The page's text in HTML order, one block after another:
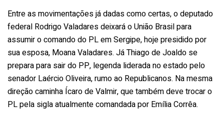
Entre as movimentações já dadas como certas, o deputado
federal Rodrigo Valadares deixará o União Brasil para
assumir o comando do PL em Sergipe, hoje presidido por
sua esposa, Moana Valadares. Já Thiago de Joaldo se
prepara para sair do PP, legenda liderada no estado pelo
senador Laércio Oliveira, rumo ao Republicanos. Na mesma
direção caminha Ícaro de Valmir, que também deve trocar o
PL pela sigla atualmente comandada por Emília Corrêa.